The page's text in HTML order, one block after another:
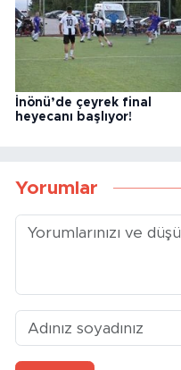
İnönü’de çeyrek final
heyecanı başlıyor!
Yorumlar